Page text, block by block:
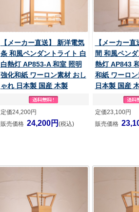
【メーカー直送】 新洋電気
条 和風ペンダントライト 白
白熱灯 AP853-A 和室 照明
強化和紙 ワーロン素材 おし
ゃれ 日本製 国産 木製
定価24,200円
販売価格 24,200円 (税込)
【メーカー
間 和風ペン
熱灯 AP843
和紙 ワーロ
日本製 国産
定価23,100円
販売価格